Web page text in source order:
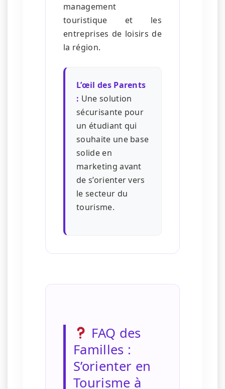
management
touristique et les
entreprises de loisirs de
la région.
L’œil des Parents
: Une solution
sécurisante pour
un étudiant qui
souhaite une base
solide en
marketing avant
de s’orienter vers
le secteur du
tourisme.
FAQ des
Familles :
S’orienter en
Tourisme à